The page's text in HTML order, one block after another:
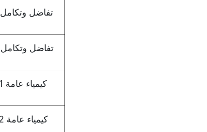
تفاضل وتكامل 1
تفاضل وتكامل 2
كيمياء عامة 1
كيمياء عامة 2